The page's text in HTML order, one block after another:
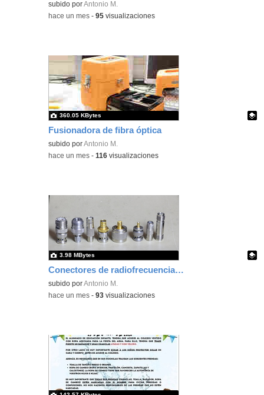
Contenido educativo.
subido porAntonio M.
-hace un mes -95 visualizaciones
Fusionadora de fibra óptica
Contenido educativo.
subido porAntonio M.
360.05 KBytes
-hace un mes -116 visualizaciones
Conectores de radiofrecuencia para telecomunicaciones
Contenido educativo.
subido porAntonio M.
3.98 MBytes
-hace un mes -93 visualizaciones